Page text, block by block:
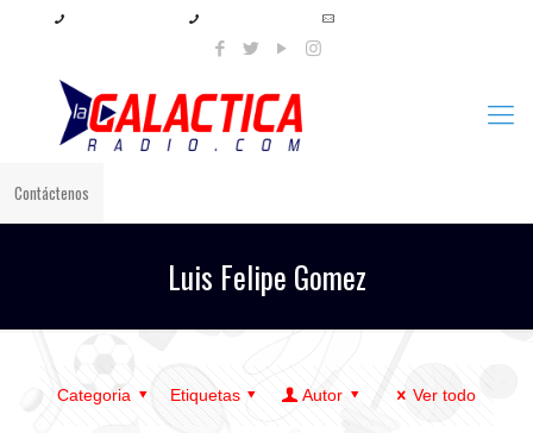
Contáctenos
Luis Felipe Gomez
Categoria Etiquetas Autor Ver todo